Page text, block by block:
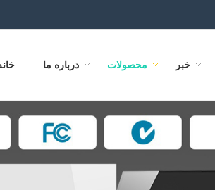
درباره ما محصولات خبر